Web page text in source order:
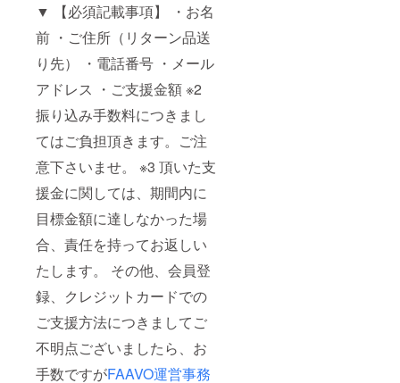
▼ 【必須記載事項】 ・お名
前 ・ご住所（リターン品送
り先） ・電話番号 ・メール
アドレス ・ご支援金額 ※2
振り込み手数料につきまし
てはご負担頂きます。ご注
意下さいませ。 ※3 頂いた支
援金に関しては、期間内に
目標金額に達しなかった場
合、責任を持ってお返しい
たします。 その他、会員登
録、クレジットカードでの
ご支援方法につきましてご
不明点ございましたら、お
手数ですがFAAVO運営事務